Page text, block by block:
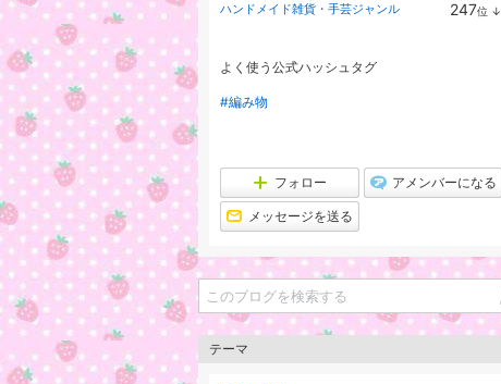
ハンドメイド雑貨・手芸ジャンル 247位 ↓
よく使う公式ハッシュタグ
#編み物
フォロー アメンバーになる
メッセージを送る
テーマ